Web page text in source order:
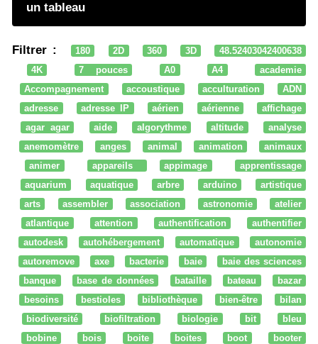
un tableau
Filtrer : 180 2D 360 3D
48.52403042400638
4K
7 pouces A0 A4
academie
Accompagnement
accoustique acculturation
ADN
adresse
adresse IP aérien aérienne
affichage
agar agar
aide algorythme altitude
analyse
anemomètre
anges animal animation
animaux
animer
appareils appimage
apprentissage
aquarium
aquatique arbre arduino
artistique
arts
assembler association astronomie
atelier
atlantique
attention authentification
authentifier
autodesk
autohébergement automatique
autonomie
autoremove
axe bacterie baie
baie des sciences
banque
base de données bataille bateau
bazar
besoins
bestioles bibliothèque bien-être
bilan
biodiversité
biofiltration biologie bit
bleu
bobine
bois boite boites boot
booter